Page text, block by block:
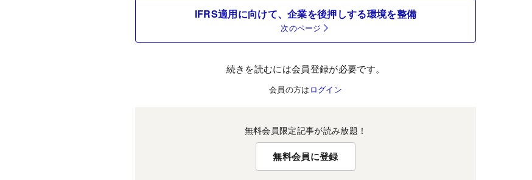
IFRS適用に向けて、企業を後押しする環境を整備
次のページ
続きを読むには会員登録が必要です。
会員の方は ログイン
無料会員限定記事が読み放題！
無料会員に登録